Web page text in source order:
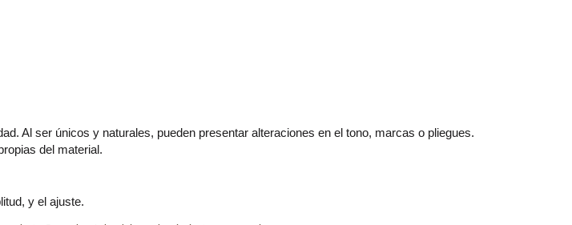
Al ser únicos y naturales, pueden presentar alteraciones en el tono, marcas o pliegues.
del material.
y el ajuste.